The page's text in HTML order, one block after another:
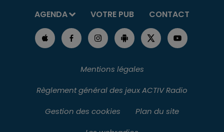
AGENDA
VOTRE PUB CONTACT
Mentions légales
Règlement général des jeux ACTIV Radio
Gestion des cookies
Plan du site